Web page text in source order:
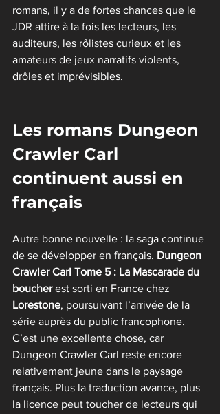
romans, il y a de fortes chances que le
JDR attire à la fois les lecteurs, les
auditeurs, les rôlistes curieux et les
amateurs de jeux narratifs violents,
drôles et imprévisibles.
Les romans Dungeon
Crawler Carl
continuent aussi en
français
Autre bonne nouvelle : la saga continue
de se développer en français. Dungeon
Crawler Carl Tome 5 : La Mascarade du
boucher est sorti en France chez
Lorestone, poursuivant l’arrivée de la
série auprès du public francophone.
C’est une excellente chose, car
Dungeon Crawler Carl reste encore
relativement jeune dans le paysage
français. Plus la traduction avance, plus
la licence peut toucher de lecteurs qui